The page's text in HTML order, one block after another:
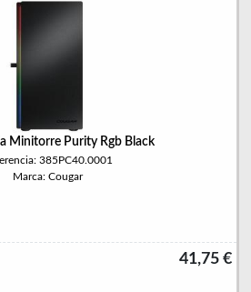
Minitorre Purity Rgb Black
385PC40.0001
Marca: Cougar
41,75 €